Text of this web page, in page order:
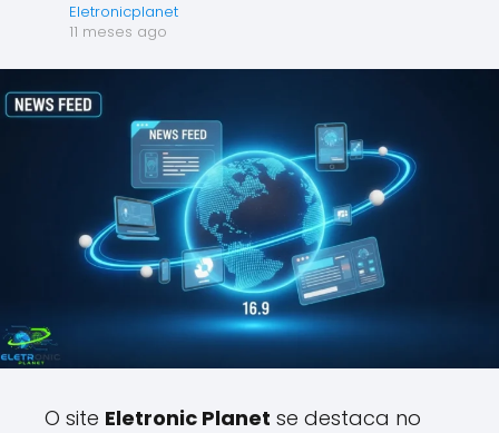
Eletronicplanet
11 meses ago
O site Eletronic Planet se destaca no